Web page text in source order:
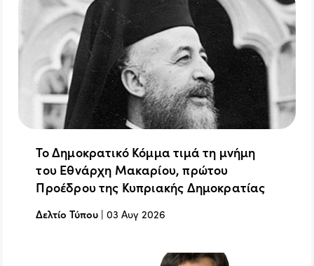
Το Δημοκρατικό Κόμμα τιμά τη μνήμη
του Εθνάρχη Μακαρίου, πρώτου
Προέδρου της Κυπριακής Δημοκρατίας
Δελτίο Τύπου |03 Αυγ 2026